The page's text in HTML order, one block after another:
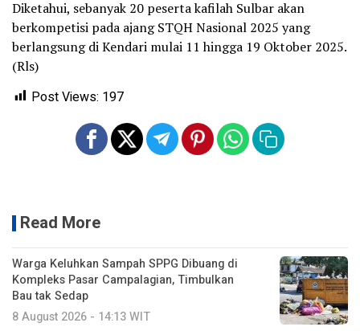
Diketahui, sebanyak 20 peserta kafilah Sulbar akan
berkompetisi pada ajang STQH Nasional 2025 yang
berlangsung di Kendari mulai 11 hingga 19 Oktober 2025.
(Rls)
Post Views: 197
Read More
Warga Keluhkan Sampah SPPG Dibuang di
Kompleks Pasar Campalagian, Timbulkan
Bau tak Sedap
8 August 2026 - 14:13 WIT